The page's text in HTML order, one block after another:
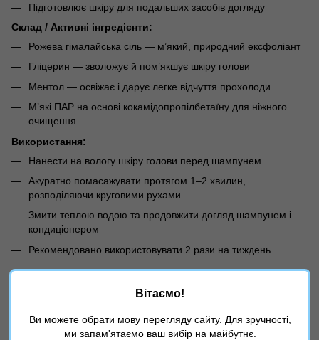
Підготовлює шкіру для подальших засобів догляду
Склад / Активні інгредієнти:
Рожева гімалайська сіль — м’який, природний ексфоліант
Гліцерин — зволожує й пом’якшує шкіру голови
Ментол — освіжає і дарує легке відчуття прохолоди
М’які ПАР на основі кокамідопропілбетаїну для ніжного
очищення
Використання:
Нанести на вологу шкіру голови перед шампунем
Акуратно помасажувати протягом 1–2 хвилин,
розподіляючи круговими рухами
Змити теплою водою та продовжити догляд шампунем і
кондиціонером
Рекомендовано використовувати 2 рази на тиждень
Країна
Іспанія
Вітаємо!
Ви можете обрати мову перегляду сайту. Для зручності,
ми запам'ятаємо ваш вибір на майбутнє.